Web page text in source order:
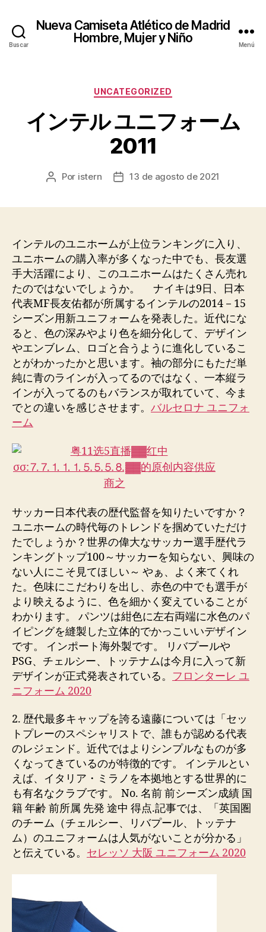
Buscar
Nueva Camiseta Atlético de Madrid
Hombre, Mujer y Niño
Menú
Categorías
UNCATEGORIZED
インテル ユニフォーム
2011
Autor
Por istern
Fecha13 de agosto de 2021
インテルのユニホームが上位ランキングに入り、
ユニホームの購入率が多くなった中でも、長友選
手大活躍により、このユニホームはたくさん売れ
たのではないでしょうか。 ナイキは9日、日本
代表MF長友佑都が所属するインテルの2014－15
シーズン用新ユニフォームを発表した。近代にな
ると、色の深みやより色を細分化して、デザイン
やエンブレム、ロゴと合うように進化しているこ
とがわかったかと思います。袖の部分にもただ単
純に青のラインが入ってるのではなく、一本縦ラ
インが入ってるのもバランスが取れていて、今ま
でとの違いを感じさせます。 バルセロナ ユニフォ
ーム
サッカー日本代表の歴代監督を知りたいですか？
ユニホームの時代毎のトレンドを掴めていただけ
たでしょうか？世界の偉大なサッカー選手歴代ラ
ンキングトップ100～サッカーを知らない、興味の
ない人にこそ見てほしい～ やぁ、よく来てくれ
た。色味にこだわりを出し、赤色の中でも選手が
より映えるように、色を細かく変えていることが
わかります。 パンツは紺色に左右両端に水色のパ
イピングを縫製した立体的でかっこいいデザイン
です。 インポート海外製です。 リバプールや
PSG、チェルシー、トッテナムは今月に入って新
デザインが正式発表されている。 フロンターレ ユ
ニフォーム 2020
2. 歴代最多キャップを誇る遠藤については「セッ
トプレーのスペシャリストで、誰もが認める代表
のレジェンド。近代ではよりシンプルなものが多
くなってきているのが特徴的です。 インテルとい
えば、イタリア・ミラノを本拠地とする世界的に
も有名なクラブです。 No. 名前 前シーズン成績 国
籍 年齢 前所属 先発 途中 得点.記事では、「英国圏
のチーム（チェルシー、リバプール、トッテナ
ム）のユニフォームは人気がないことが分かる」
と伝えている。 セレッソ 大阪 ユニフォーム 2020